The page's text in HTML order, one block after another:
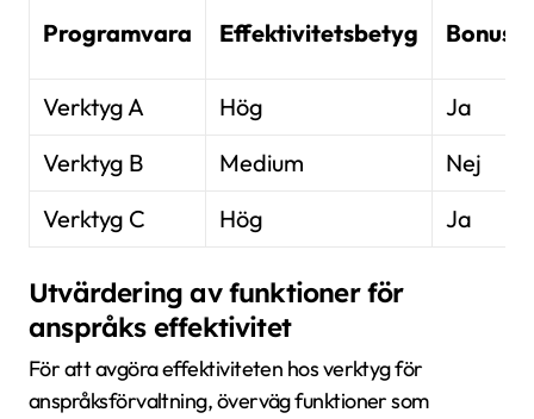
Programvara Effektivitetsbetyg
Verktyg A Hög
Ja
Verktyg B
Medium
Nej
Verktyg C
Hög Ja
Utvärdering av funktioner för
anspråks effektivitet
För att avgöra effektiviteten hos verktyg för
anspråksförvaltning, överväg funktioner som